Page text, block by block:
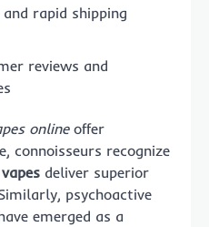
rapid shipping
reviews and
onlineoffer
connoisseurs recognize
deliver superior
psychoactive
emerged as a